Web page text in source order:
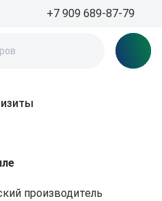
+7 909 689-87-79
производитель